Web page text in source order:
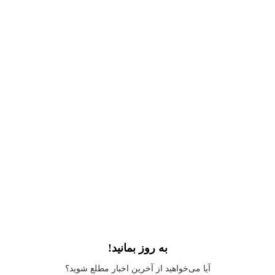
Application error: a client
-side exception has occurred while loading
به روز بمانید!
آیا می‌خواهید از آخرین اخبار مطلع شوید؟